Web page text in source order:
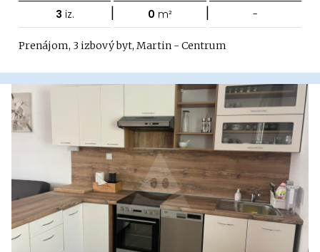
3 iz. | 0 m² | -
Prenájom, 3 izbový byt, Martin - Centrum